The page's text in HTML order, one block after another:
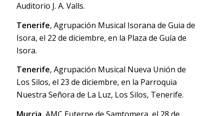
Auditorio J. A. Valls.
Tenerife, Agrupación Musical Isorana de Guia de
Isora, el 22 de diciembre, en la Plaza de Guía de
Isora.
Tenerife, Agrupación Musical Nueva Unión de
Los Silos, el 23 de diciembre, en la Parroquia
Nuestra Señora de La Luz, Los Silos, Tenerife.